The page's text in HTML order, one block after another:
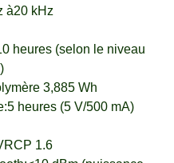
à20 kHz
heures (selon le niveau
3,885 Wh
heures (5 V/500 mA)
1.6